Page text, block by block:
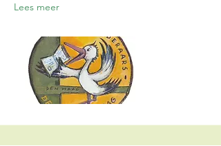
Lees meer